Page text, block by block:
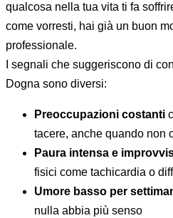
qualcosa nella tua vita ti fa
come vorresti, hai già un buon
professionale.
I segnali che suggeriscono di
Dogna sono diversi:
Preoccupazioni costanti
tacere, anche quando non
Paura intensa e
fisici come tachicardia o
Umore basso per
nulla abbia più senso